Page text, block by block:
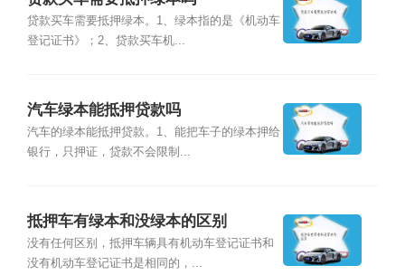
贷款买车需要抵押绿本。1、绿本指的是《机动车
登记证书》；2、贷款买车机...
汽车绿本能抵押贷款吗
汽车的绿本能抵押贷款。1、能把车子的绿本押给
银行，只押证，贷款不会限制...
抵押车有绿本和没绿本的区别
没有任何区别，抵押车辆具有机动车登记证书和
没有机动车登记证书是相同的，...